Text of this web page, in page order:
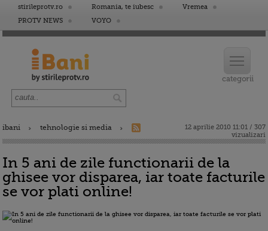
stirileprotv.ro Romania, te iubesc
Vremea
PROTV NEWS
VOYO
ibani tehnologie si media
12 aprilie 2010 11:01 / 307
vizualizari
In 5 ani de zile functionarii de la
ghisee vor disparea, iar toate facturile
se vor plati online!